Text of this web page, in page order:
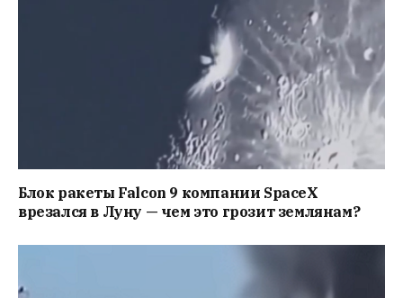
Блок ракеты Falcon 9 компании SpaceX
врезался в Луну — чем это грозит землянам?